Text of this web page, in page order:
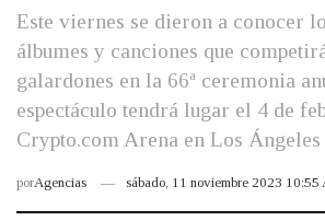
Este viernes se dieron a conocer
álbumes y canciones que
galardones en la 66ª ceremonia
espectáculo tendrá lugar el 4 de
Crypto.com Arena en Los Ángeles
porAgencias sábado, 11 noviembre 2023 10:55